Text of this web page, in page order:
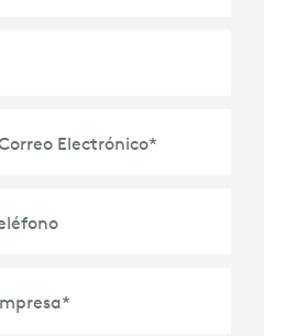
Electrónico*
*